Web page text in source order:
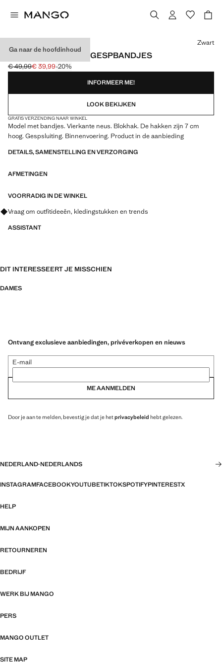
Ga naar de hoofdinhoud
HAKSANDALEN MET GESPBANDJES
Oorspronkelijke prijs doorgehaald [€ 49,99 ]
€ 49,99
Huidige prijs [€ 39,99 ]
€ 39,99-20%
Kies een kleur
Zwart
INFORMEER ME!
LOOK BEKIJKEN
GRATIS VERZENDING NAAR WINKEL
Model met bandjes. Vierkante neus. Blokhak. De hakken zijn 7 cm
hoog. Gespsluiting. Binnenvoering. Product in de aanbieding
DETAILS, SAMENSTELLING EN VERZORGING
AFMETINGEN
VOORRADIG IN DE WINKEL
Vraag om outfitideeën, kledingstukken en trends
ASSISTANT
DIT INTERESSEERT JE MISSCHIEN
DAMES
Ontvang exclusieve aanbiedingen, privéverkopen en nieuws
E-mail
ME AANMELDEN
Door je aan te melden, bevestig je dat je hetprivacybeleid hebt gelezen.
NEDERLAND·NEDERLANDS
INSTAGRAMFACEBOOKYOUTUBETIKTOKSPOTIFYPINTERESTX
HELP
MIJN AANKOPEN
RETOURNEREN
BEDRIJF
WERK BIJ MANGO
PERS
MANGO OUTLET
SITE MAP